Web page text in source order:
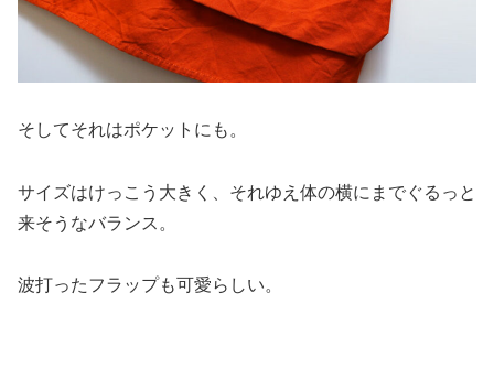
そしてそれはポケットにも。
サイズはけっこう大きく、それゆえ体の横にまでぐるっと
来そうなバランス。
波打ったフラップも可愛らしい。